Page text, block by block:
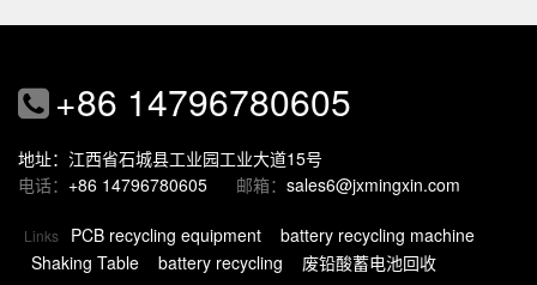
+86 14796780605
地址：江西省石城县工业园工业大道15号
电话： +86 14796780605 邮箱： sales6@jxmingxin.com
Links PCB recycling equipment
battery recycling machine
Shaking Table
battery recycling 废铅酸蓄电池回收